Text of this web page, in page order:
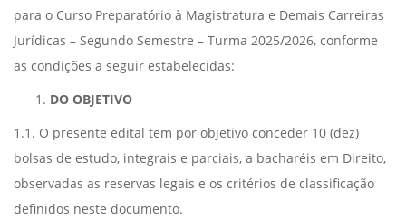
para o Curso Preparatório à Magistratura e Demais Carreiras
Jurídicas – Segundo Semestre – Turma 2025/2026, conforme
as condições a seguir estabelecidas:
DO OBJETIVO
1.1. O presente edital tem por objetivo conceder 10 (dez)
bolsas de estudo, integrais e parciais, a bacharéis em Direito,
observadas as reservas legais e os critérios de classificação
definidos neste documento.